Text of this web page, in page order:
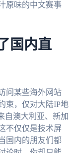
原味的中文赛事
国内直
问某些海外网站
束，仅对大陆IP地
自澳大利亚、新加
不仅仅是技术屏
国内的朋友们都